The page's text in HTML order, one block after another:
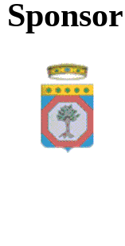
Sponsor